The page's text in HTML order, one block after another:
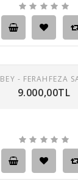
9.000,00TL